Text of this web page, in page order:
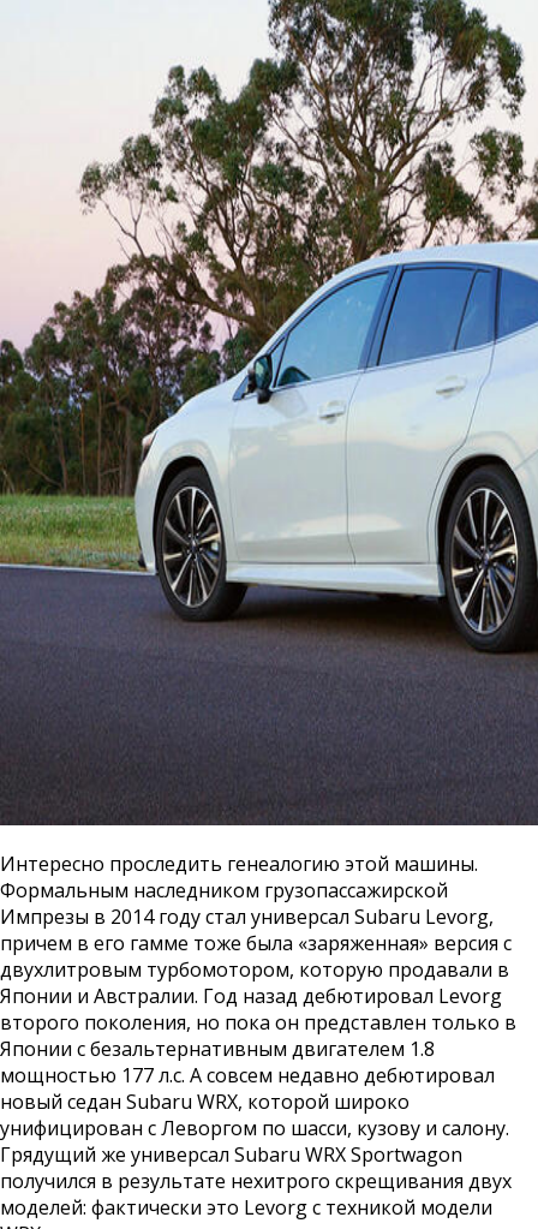
Интересно проследить генеалогию этой машины.
Формальным наследником грузопассажирской
Импрезы в 2014 году стал универсал Subaru Levorg,
причем в его гамме тоже была «заряженная» версия с
двухлитровым турбомотором, которую продавали в
Японии и Австралии. Год назад дебютировал Levorg
второго поколения, но пока он представлен только в
Японии с безальтернативным двигателем 1.8
мощностью 177 л.с. А совсем недавно дебютировал
новый седан Subaru WRX, которой широко
унифицирован с Леворгом по шасси, кузову и салону.
Грядущий же универсал Subaru WRX Sportwagon
получился в результате нехитрого скрещивания двух
моделей: фактически это Levorg с техникой модели